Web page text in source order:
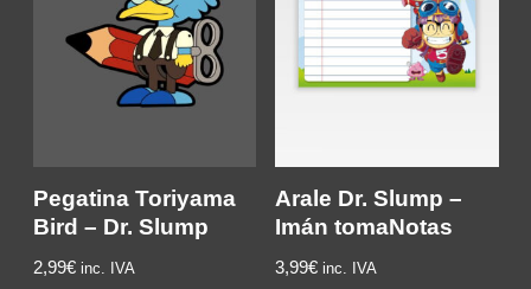
Pegatina Toriyama
Bird – Dr. Slump
2,99€ inc. IVA
Arale Dr. Slump –
Imán tomaNotas
3,99€ inc. IVA